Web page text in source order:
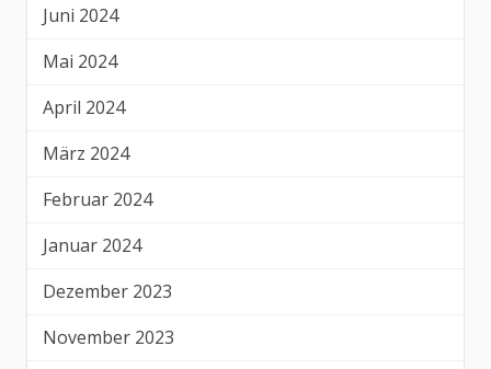
Juni 2024
Mai 2024
April 2024
März 2024
Februar 2024
Januar 2024
Dezember 2023
November 2023